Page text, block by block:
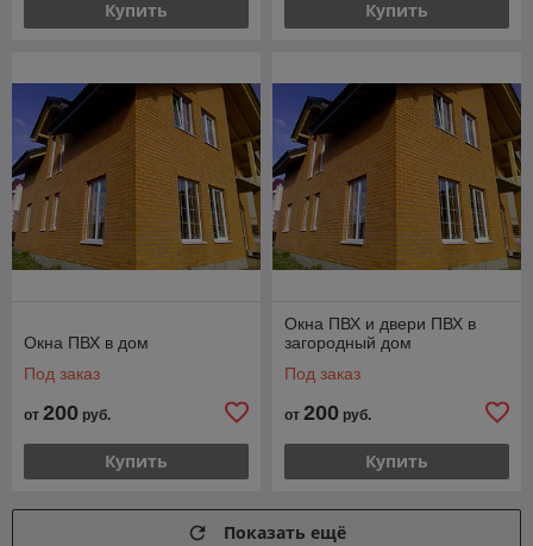
Купить Купить
Окна ПВХ в дом
Под заказ
от 200 руб.
Купить
Окна ПВХ и двери ПВХ в
загородный дом
Под заказ
от 200 руб.
Купить
Показать ещё